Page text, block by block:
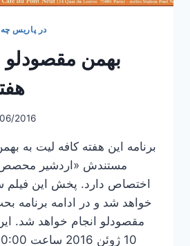
در پاریس
بهمن مقصودلو
2016
برنامه این هفته کافه لیت به
مستندش «اردشیر
خواهد شد و در ادامه برنامه
مقصودلو انجام خواهد شد.